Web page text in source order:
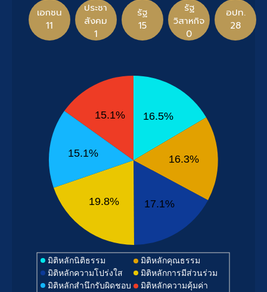
เอกชน
11
ประชา
สังคม
1
รัฐ
15
รัฐ
วิสาหกิจ
0
อปท.
28
มิติหลักนิติธรรม มิติหลักคุณธรรม
มิติหลักความโปร่งใส
มิติหลักการมีส่วนร่วม
มิติหลักสำนึกรับผิดชอบ
มิติหลักความคุ้มค่า
16.5%
16.3%
17.1%
19.8%
15.1%
15.1%